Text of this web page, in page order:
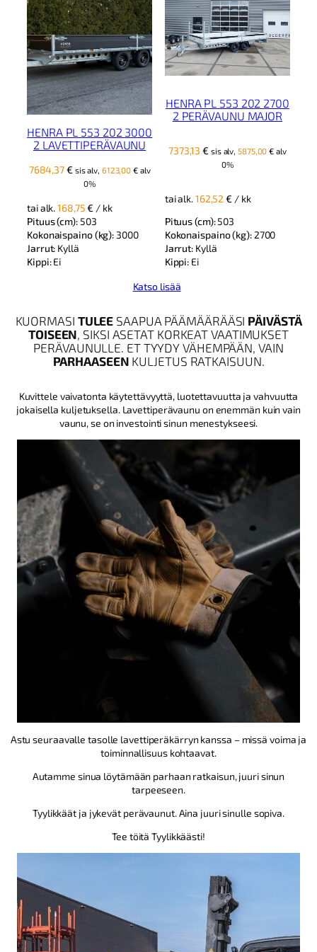
HENRA PL 553 202 3000
2 LAVETTIPERÄVAUNU
7684,37€ sis alv, 6123,00€alv
0%
tai alk.168,75€ / kk
Pituus (cm):503
Kokonaispaino (kg):3000
Jarrut: Kyllä
Kippi:Ei
HENRA PL 553 202 2700
2 PERÄVAUNU MAJOR
7373,13€ sis alv, 5875,00€ alv
0%
tai alk.162,52€ / kk
Pituus (cm):503
Kokonaispaino (kg):2700
Jarrut: Kyllä
Kippi: Ei
Katso lisää
KUORMASI TULEE SAAPUA PÄÄMÄÄRÄÄSI PÄIVÄSTÄ
TOISEEN, SIKSI ASETAT KORKEAT VAATIMUKSET
PERÄVAUNULLE. ET TYYDY VÄHEMPÄÄN, VAIN
PARHAASEEN KULJETUS RATKAISUUN.
Kuvittele vaivatonta käytettävyyttä, luotettavuutta ja vahvuutta
jokaisella kuljetuksella. Lavettiperävaunu on enemmän kuin vain
vaunu, se on investointi sinun menestykseesi.
Astu seuraavalle tasolle lavettiperäkärryn kanssa – missä voima ja
toiminnallisuus kohtaavat.
Autamme sinua löytämään parhaan ratkaisun, juuri sinun
tarpeeseen.
Tyylikkäät ja jykevät perävaunut. Aina juuri sinulle sopiva.
Tee töitä Tyylikkäästi!